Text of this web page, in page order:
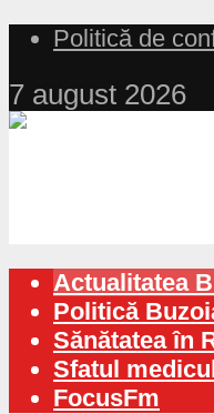
Politică de
7 august 2026
Actualitatea
Politică
Sănătatea în
Sfatul
FocusFm